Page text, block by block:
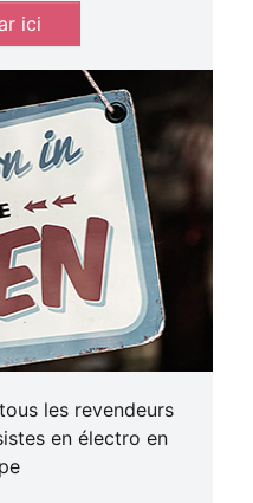
ici
les revendeurs
en électro en